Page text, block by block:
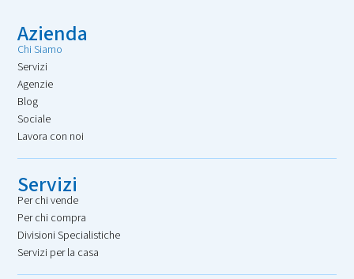
Azienda
Chi Siamo
Servizi
Agenzie
Blog
Sociale
Lavora con noi
Servizi
Per chi vende
Per chi compra
Divisioni Specialistiche
Servizi per la casa